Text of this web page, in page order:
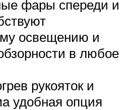
фары спереди и
освещению и
в любое
рукояток и
удобная опция